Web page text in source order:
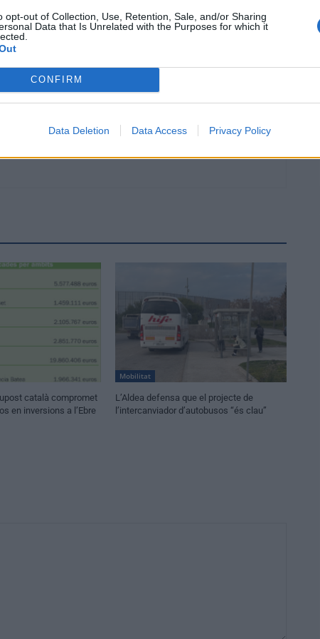
opt-out of Collection, Use, Retention, Sale, and/or Sharing
Data that Is Unrelated with the Purposes for which it
CONFIRM
Data Deletion Data Access Privacy Policy
Policia Local d’Amposta i l’Àrea Bàsica dels Agents
català compromet
en inversions a l’Ebre
Mobilitat
L’Aldea defensa que el projecte de
l’intercanviador d’autobusos “és clau”